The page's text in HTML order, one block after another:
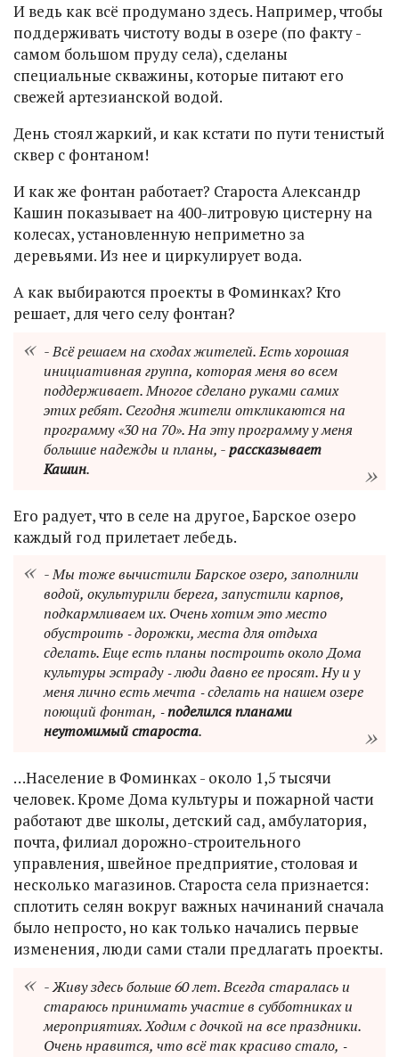
И ведь как всё продумано здесь. Например, чтобы
поддерживать чистоту воды в озере (по факту -
самом большом пруду села), сделаны
специальные скважины, которые питают его
свежей артезианской водой.
День стоял жаркий, и как кстати по пути тенистый
сквер с фонтаном!
И как же фонтан работает? Староста Александр
Кашин показывает на 400-литровую цистерну на
колесах, установленную неприметно за
деревьями. Из нее и циркулирует вода.
А как выбираются проекты в Фоминках? Кто
решает, для чего селу фонтан?
- Всё решаем на сходах жителей. Есть хорошая
инициативная группа, которая меня во всем
поддерживает. Многое сделано руками самих
этих ребят. Сегодня жители откликаются на
программу «30 на 70». На эту программу у меня
большие надежды и планы, -рассказывает
Кашин.
Его радует, что в селе на другое, Барское озеро
каждый год прилетает лебедь.
- Мы тоже вычистили Барское озеро, заполнили
водой, окультурили берега, запустили карпов,
подкармливаем их. Очень хотим это место
обустроить ‑ дорожки, места для отдыха
сделать. Еще есть планы построить около Дома
культуры эстраду ‑ люди давно ее просят. Ну и у
меня лично есть мечта ‑ сделать на нашем озере
поющий фонтан, ‑поделился планами
неутомимый староста.
…Население в Фоминках - около 1,5 тысячи
человек. Кроме Дома культуры и пожарной части
работают две школы, детский сад, амбулатория,
почта, филиал дорожно-строительного
управления, швейное предприятие, столовая и
несколько магазинов. Староста села признается:
сплотить селян вокруг важных начинаний сначала
было непросто, но как только начались первые
изменения, люди сами стали предлагать проекты.
- Живу здесь больше 60 лет. Всегда старалась и
стараюсь принимать участие в субботниках и
мероприятиях. Ходим с дочкой на все праздники.
Очень нравится, что всё так красиво стало, ‑